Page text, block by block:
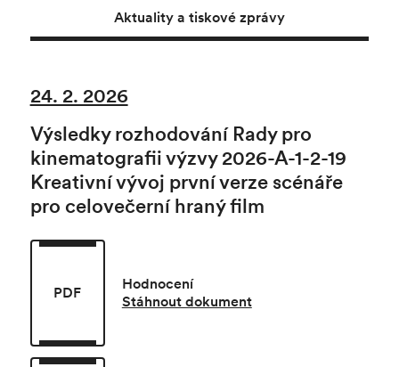
Aktuality a tiskové zprávy
24. 2. 2026
Výsledky rozhodování Rady pro
kinematografii výzvy 2026-A-1-2-19
Kreativní vývoj první verze scénáře
pro celovečerní hraný film
Hodnocení
Stáhnout dokument
PDF